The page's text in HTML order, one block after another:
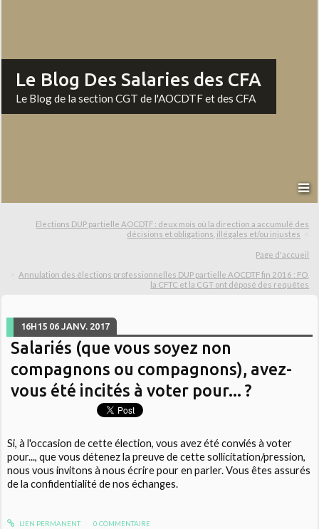
Le Blog Des Salaries des CFA
Le Blog de la section CGT de l'AOCDTF et des CFA
Elections DUP partielle AOCDTF : deux mois où la direction a accumulé des
décisions et obligations, illégales et/ou injustes
Page d'accueil
Annulation des élections professionnelles DUP partielle AOCDTF fin 2016 : FO,
la CFTC et la CGT ont déposé des requêtes
16H15 06 JANV. 2017
Salariés (que vous soyez non
compagnons ou compagnons), avez-
vous été incités à voter pour... ?
Si, à l'occasion de cette élection, vous avez été conviés à voter
pour..., que vous détenez la preuve de cette sollicitation/pression,
nous vous invitons à nous écrire pour en parler. Vous êtes assurés
de la confidentialité de nos échanges.
LIEN PERMANENT 0 COMMENTAIRE